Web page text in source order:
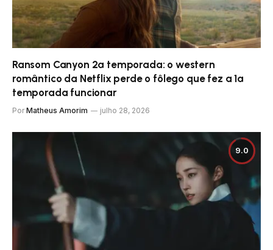
Ransom Canyon 2ª temporada: o western
romântico da Netflix perde o fôlego que fez a 1ª
temporada funcionar
Por Matheus Amorim julho 28, 2026
9.0